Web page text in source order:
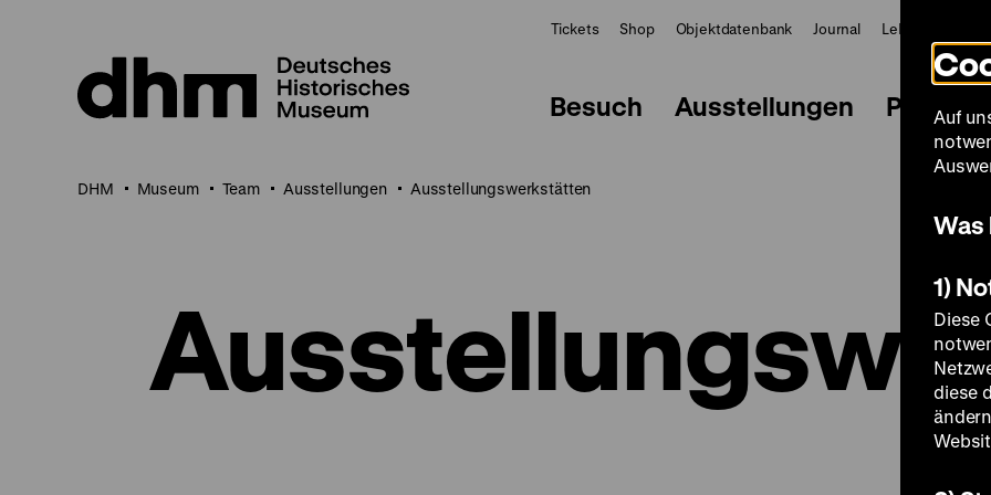
Seiteninhalt
springen
Tickets Shop Objektdatenbank Journal LeMO
Besuch Ausstellungen
DHM Museum Team Ausstellungen Ausstellungswerkstätten
Auf
Was
1)
Diese
diese